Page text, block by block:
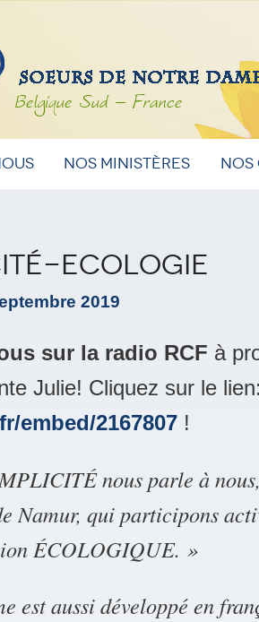
Belgique Sud – France
Nos ministères
Ecologie
2019
sur la radio RCF à
Julie! Cliquez sur le
embed/2167807 !
nous parle à
Namur, qui participons
ÉCOLOGIQUE. »
est aussi développé en